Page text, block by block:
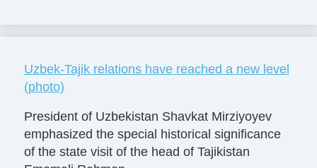
Uzbek-Tajik relations have reached a new level
(photo)
President of Uzbekistan Shavkat Mirziyoyev
emphasized the special historical significance
of the state visit of the head of Tajikistan